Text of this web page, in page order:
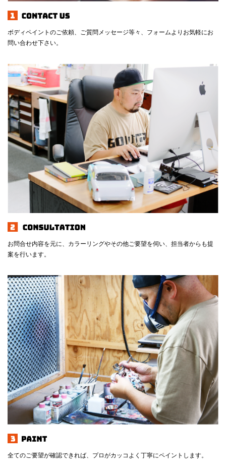
ボディペイントのご依頼、ご質問メッセージ等々、フォームよりお気軽にお
問い合わせ下さい。
お問合せ内容を元に、カラーリングやその他ご要望を伺い、担当者からも提
案を行います。
全てのご要望が確認できれば、プロがカッコよく丁寧にペイントします。